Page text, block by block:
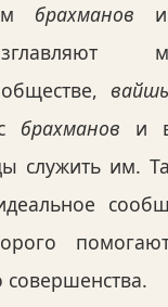
брахманов и
брахманов и
служить им.